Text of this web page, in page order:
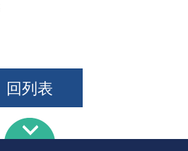
回列表